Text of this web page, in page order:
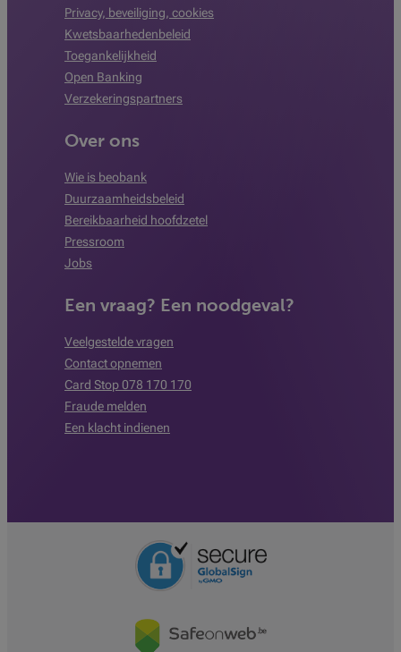
Privacy, beveiliging, cookies
Kwetsbaarhedenbeleid
Toegankelijkheid
Open Banking
Verzekeringspartners
Over ons
Wie is beobank
Duurzaamheidsbeleid
Bereikbaarheid hoofdzetel
Pressroom
Jobs
Een vraag? Een noodgeval?
Veelgestelde vragen
Contact opnemen
Card Stop 078 170 170
Fraude melden
Een klacht indienen